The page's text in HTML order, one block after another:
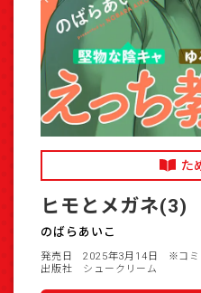
た
ヒモとメガネ(3)
のばらあいこ
発売日 2025年3月14日
※コミ
出版社 シュークリーム